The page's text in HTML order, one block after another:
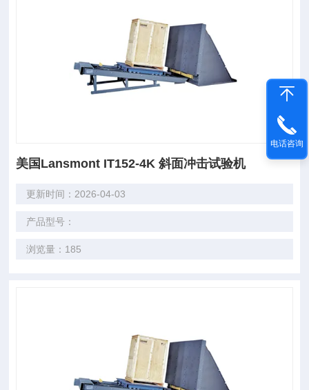
美国Lansmont IT152-4K 斜面冲击试验机
更新时间：2026-04-03
产品型号：
浏览量：185
电话咨询